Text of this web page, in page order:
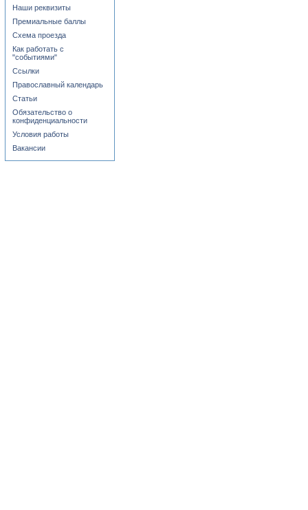
Наши реквизиты
Премиальные баллы
Схема проезда
Как работать с
"событиями"
Ссылки
Православный календарь
Статьи
Обязательство о
конфиденциальности
Условия работы
Вакансии